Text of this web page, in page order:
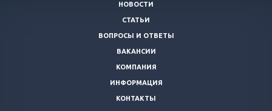
НОВОСТИ
СТАТЬИ
ВОПРОСЫ И ОТВЕТЫ
ВАКАНСИИ
КОМПАНИЯ
ИНФОРМАЦИЯ
КОНТАКТЫ